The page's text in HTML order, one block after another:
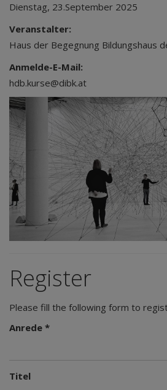
Dienstag, 23.September 2025
Veranstalter:
Haus der Begegnung Bildungshaus
Anmelde-E-Mail:
hdb.kurse@dibk.at
Register
Please fill the following form to
Anrede *
Titel